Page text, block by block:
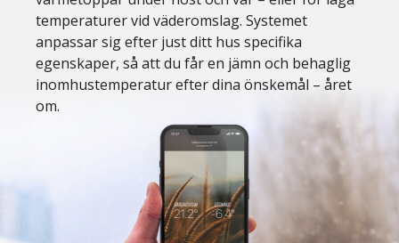
temperaturer vid väderomslag. Systemet
anpassar sig efter just ditt hus specifika
egenskaper, så att du får en jämn och behaglig
inomhustemperatur efter dina önskemål – året
om.